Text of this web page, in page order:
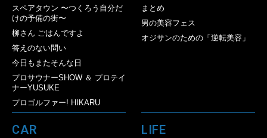
スペアタウン 〜つくろう自分だ
けの予備の街〜
柳さん ごはんですよ
答えのない問い
今日もまたそんな日
プロサウナーSHOW ＆ プロテイ
ナーYUSUKE
プロゴルファー! HIKARU
まとめ
男の美容フェス
オジサンのための「逆転美容」
CAR LIFE